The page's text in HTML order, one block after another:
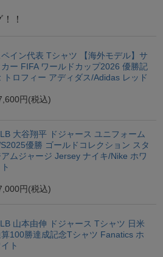
！
ペイン代表 Tシャツ 【海外モデル】サ
カー FIFA ワールドカップ2026 優勝記
トロフィー アディダス/Adidas レッド
円 (税込)
大谷翔平 ドジャース ユニフォーム
優勝 ゴールドコレクション スタ
アムジャージ Jersey ナイキ/Nike ホワ
円 (税込)
山本由伸 ドジャース Tシャツ 日米
100勝達成記念Tシャツ Fanatics ホ
ト